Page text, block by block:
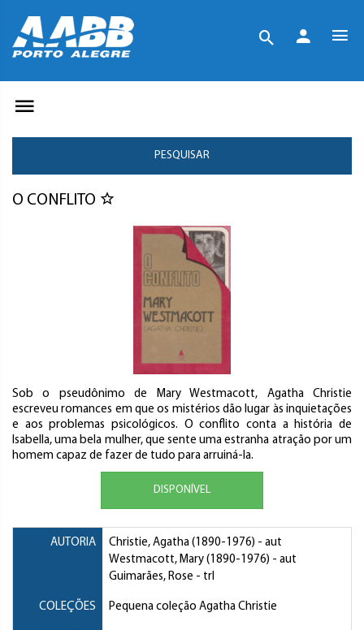
PESQUISAR
O CONFLITO
Sob o pseudônimo de Mary Westmacott, Agatha Christie
escreveu romances em que os mistérios dão lugar às inquietações
e aos problemas psicológicos. O conflito conta a história de
Isabella, uma bela mulher, que sente uma estranha atração por um
homem capaz de fazer de tudo para arruiná-la.
DISPONÍVEL
AUTORIA Christie, Agatha (1890-1976) - aut
Westmacott, Mary (1890-1976) - aut
Guimarães, Rose - trl
COLEÇÕES Pequena coleção Agatha Christie